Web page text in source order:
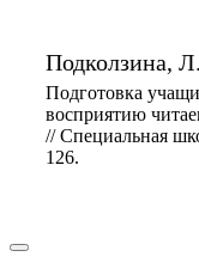
Подколзина,
Подготовка
восприятию
// Специальная
126.